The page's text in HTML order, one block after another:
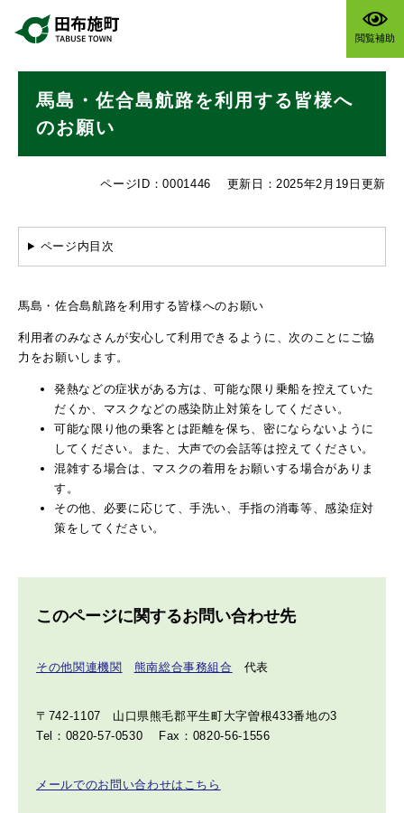
閲覧補助
馬島・佐合島航路を利用する皆様へ
のお願い
ページID：0001446 更新日：2025年2月19日更新
ページ内目次
馬島・佐合島航路を利用する皆様へのお願い
利用者のみなさんが安心して利用できるように、次のことにご協
力をお願いします。
発熱などの症状がある方は、可能な限り乗船を控えていた
だくか、マスクなどの感染防止対策をしてください。
可能な限り他の乗客とは距離を保ち、密にならないように
してください。また、大声での会話等は控えてください。
混雑する場合は、マスクの着用をお願いする場合がありま
す。
その他、必要に応じて、手洗い、手指の消毒等、感染症対
策をしてください。
このページに関するお問い合わせ先
その他関連機関 熊南総合事務組合 代表
〒742-1107
山口県熊毛郡平生町大字曽根433番地の3
Tel：0820-57-0530
Fax：0820-56-1556
メールでのお問い合わせはこちら